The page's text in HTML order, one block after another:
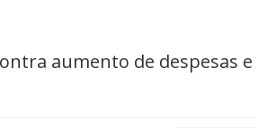
aumento de despesas